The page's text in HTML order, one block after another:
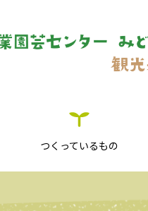
つくっているもの